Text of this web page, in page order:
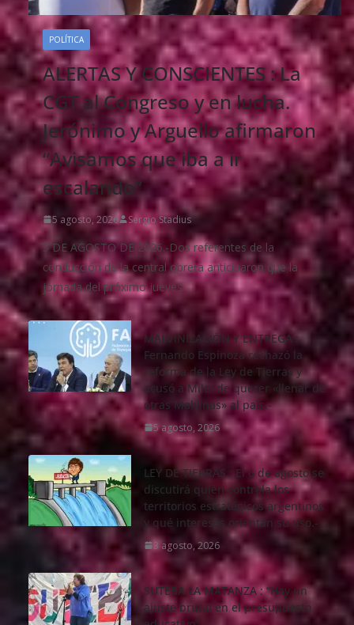
POLÍTICA
ALERTAS Y CONSCIENTES : La
CGT al Congreso y en lucha.
Jerónimo y Arguello afirmaron
“Avisamos que iba a ir
escalando”
5 agosto, 2026 Sergio Stadius
5 DE AGOSTO DE 2026.-Dos referentes de la
conducción de la central obrera anticiparon que la
jornada del próximo jueves
MALVINIZACIÖN Y ENTREGA :
Fernando Espinoza rechazó la
reforma de la Ley de Tierras y
acusó a Milei de querer «llenar de
otras Malvinas» al país.-
5 agosto, 2026
LEY DE TIERRAS : El 6 de agosto se
discutirá quién controla los
territorios estratégicos argentinos
y qué intereses orientan su uso.-
3 agosto, 2026
SUTEBA LA MATANZA : “Hay un
ajuste brutal en el presupuesto